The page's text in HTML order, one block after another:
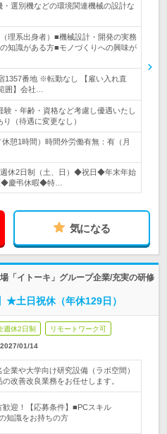
選別機などの環境関連機械の設計な
理系出身者）■機械設計・開発の実務
知識がある方■モノづくりへの興味が
1357番地 ※転勤なし 【雇い入れ直
囲】会社…
・年齢・資格など考慮し優遇いたし
（待遇に変更なし）
憩1時間）時間外労働有無：有（月
週休2日制（土、日）◆祝日◆年末年始
慶弔休暇◆特…
気になる
「イトーキ」グループ企業/充実の研修
★土日祝休（年休129日）
週休2日制 リモートワーク可
2027/01/14
業や大学向け研究設備（ラボ空間）
改善改良業務をお任せします。
歓迎！【応募条件】■PCスキル
知識をお持ちの方